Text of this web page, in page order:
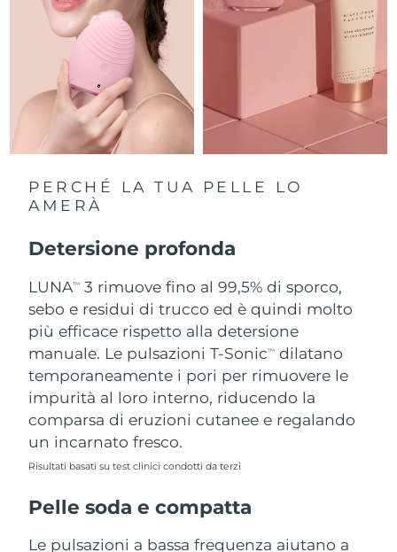
PERCHÉ LA TUA PELLE LO
AMERÀ
Detersione profonda
LUNATM
3 rimuove fino al 99,5% di sporco,
sebo e residui di trucco ed è quindi molto
più efficace rispetto alla detersione
manuale. Le pulsazioni T-SonicTM
dilatano
temporaneamente i pori per rimuovere le
impurità al loro interno, riducendo la
comparsa di eruzioni cutanee e regalando
un incarnato fresco.
Risultati basati su test clinici condotti da terzi
Pelle soda e compatta
Le pulsazioni a bassa frequenza aiutano a
Slovacchia 09/08/2026
Slovenia 09/08/2026
Sudafrica Consegna stimata 17/08/2026
Spagna
Svezia Consegna stimata
Svizzera Consegna stimata09/08/2026
Taiwan Consegna stimata
Thailandia Consegna stimata 13/08/2026
Turchia 10/08/2026
Emirati Arabi Uniti
Regno Unito
Stati Uniti Consegna stimata